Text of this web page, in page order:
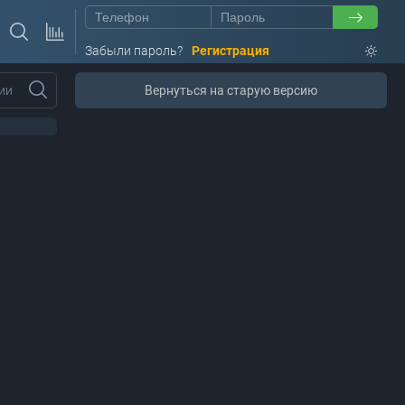
Забыли пароль? Регистрация
Вернуться на старую версию